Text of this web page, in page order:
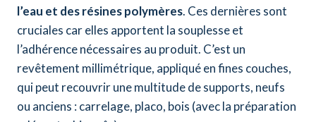
l’eau et des résines polymères. Ces dernières sont
cruciales car elles apportent la souplesse et
l’adhérence nécessaires au produit. C’est un
revêtement millimétrique, appliqué en fines couches,
qui peut recouvrir une multitude de supports, neufs
ou anciens : carrelage, placo, bois (avec la préparation